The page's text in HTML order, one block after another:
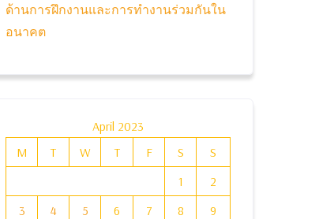
ด้านการฝึกงานและการทำงานร่วมกันใน
อนาคต
April 2023
M
T W T F S
S
1
2
3
4 5 6 7 8
9